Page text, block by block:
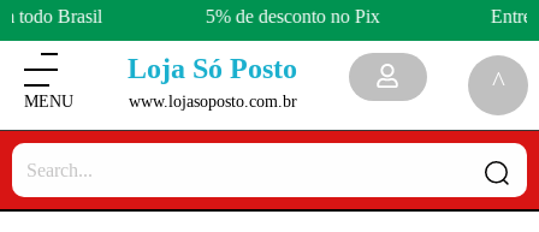
todo Brasil 5% de desconto no Pix
Loja Só Posto
www.lojasoposto.com.br